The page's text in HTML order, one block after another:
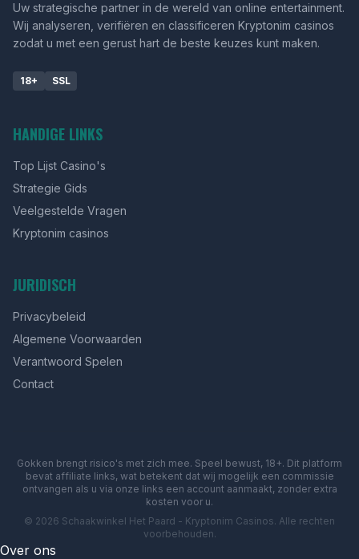
Uw strategische partner in de wereld van online entertainment.
Wij analyseren, verifiëren en classificeren Kryptonim casinos
zodat u met een gerust hart de beste keuzes kunt maken.
18+ SSL
HANDIGE LINKS
Top Lijst Casino's
Strategie Gids
Veelgestelde Vragen
Kryptonim casinos
JURIDISCH
Privacybeleid
Algemene Voorwaarden
Verantwoord Spelen
Contact
Gokken brengt risico's met zich mee. Speel bewust, 18+. Dit platform
bevat affiliate links, wat betekent dat wij mogelijk een commissie
ontvangen als u via onze links een account aanmaakt, zonder extra
kosten voor u.
© 2026 Schaakwinkel Het Paard - Kryptonim Casinos. Alle rechten
voorbehouden.
Over ons